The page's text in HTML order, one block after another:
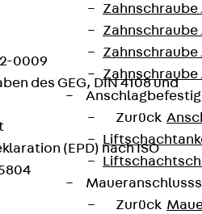
Zahnschraube
Zahnschraube
Zahnschraube
Zahnschraube
Zurück
Zurück
0009
des GEG, DIN 4108 und
(EPD) nach ISO